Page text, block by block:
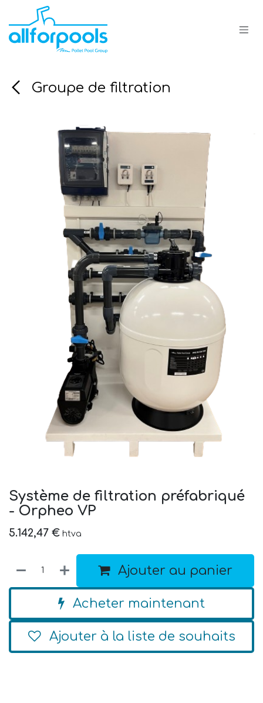
Se rendre au contenu
Groupe de filtration
Système de filtration préfabriqué
- Orpheo VP
5.142,47 € htva
Ajouter au panier
Acheter maintenant
Ajouter à la liste de souhaits